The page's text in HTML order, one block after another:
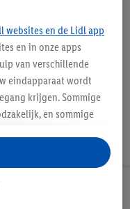
websites en de Lidl app
en in onze apps
van verschillende
eindapparaat wordt
krijgen. Sommige
en sommige
en
van
de Lidl-diensten.